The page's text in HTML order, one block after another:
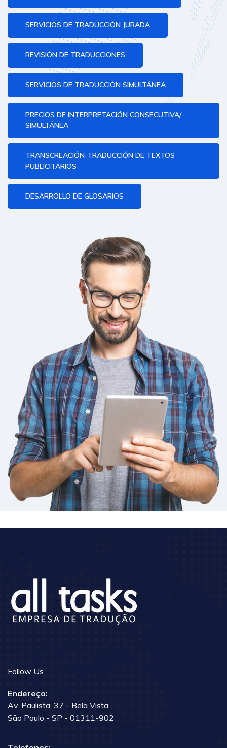
SERVICIOS DE TRADUCCIÓN JURADA
REVISIÓN DE TRADUCCIONES
SERVICIOS DE TRADUCCIÓN SIMULTÁNEA
PRECIOS DE INTERPRETACIÓN CONSECUTIVA/
SIMULTÁNEA
TRANSCREACIÓN-TRADUCCIÓN DE TEXTOS
PUBLICITARIOS
DESARROLLO DE GLOSARIOS
Follow Us
Endereço:
Av. Paulista, 37 - Bela Vista
São Paulo - SP - 01311-902